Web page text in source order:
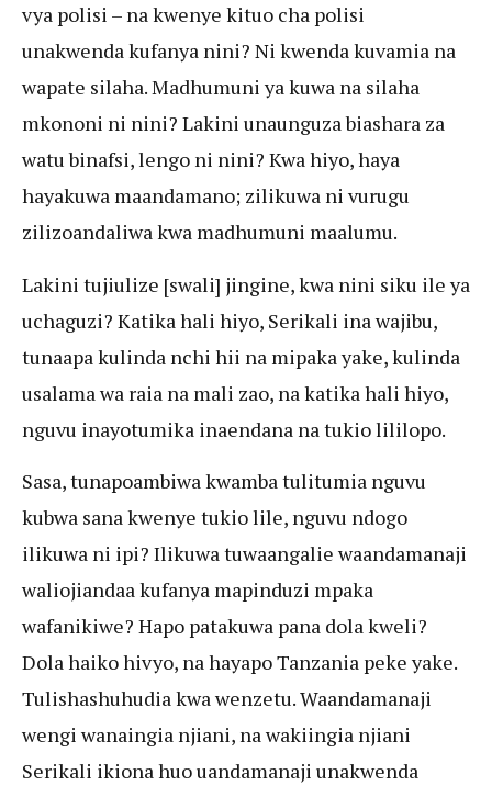
vya polisi – na kwenye kituo cha polisi
unakwenda kufanya nini? Ni kwenda kuvamia na
wapate silaha. Madhumuni ya kuwa na silaha
mkononi ni nini? Lakini unaunguza biashara za
watu binafsi, lengo ni nini? Kwa hiyo, haya
hayakuwa maandamano; zilikuwa ni vurugu
zilizoandaliwa kwa madhumuni maalumu.
Lakini tujiulize [swali] jingine, kwa nini siku ile ya
uchaguzi? Katika hali hiyo, Serikali ina wajibu,
tunaapa kulinda nchi hii na mipaka yake, kulinda
usalama wa raia na mali zao, na katika hali hiyo,
nguvu inayotumika inaendana na tukio lililopo.
Sasa, tunapoambiwa kwamba tulitumia nguvu
kubwa sana kwenye tukio lile, nguvu ndogo
ilikuwa ni ipi? Ilikuwa tuwaangalie waandamanaji
waliojiandaa kufanya mapinduzi mpaka
wafanikiwe? Hapo patakuwa pana dola kweli?
Dola haiko hivyo, na hayapo Tanzania peke yake.
Tulishashuhudia kwa wenzetu. Waandamanaji
wengi wanaingia njiani, na wakiingia njiani
Serikali ikiona huo uandamanaji unakwenda